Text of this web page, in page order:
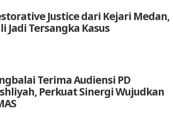
Justice dari Kejari Medan,
Jadi Tersangka Kasus
Terima Audiensi PD
Perkuat Sinergi Wujudkan